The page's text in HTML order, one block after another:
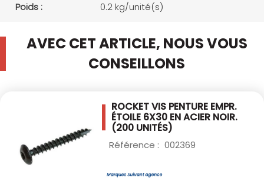
Poids :
0.2 kg/unité(s)
AVEC CET ARTICLE, NOUS VOUS
CONSEILLONS
ROCKET VIS PENTURE EMPR.
ÉTOILE 6X30 EN ACIER NOIR.
(200 UNITÉS)
Référence : 002369